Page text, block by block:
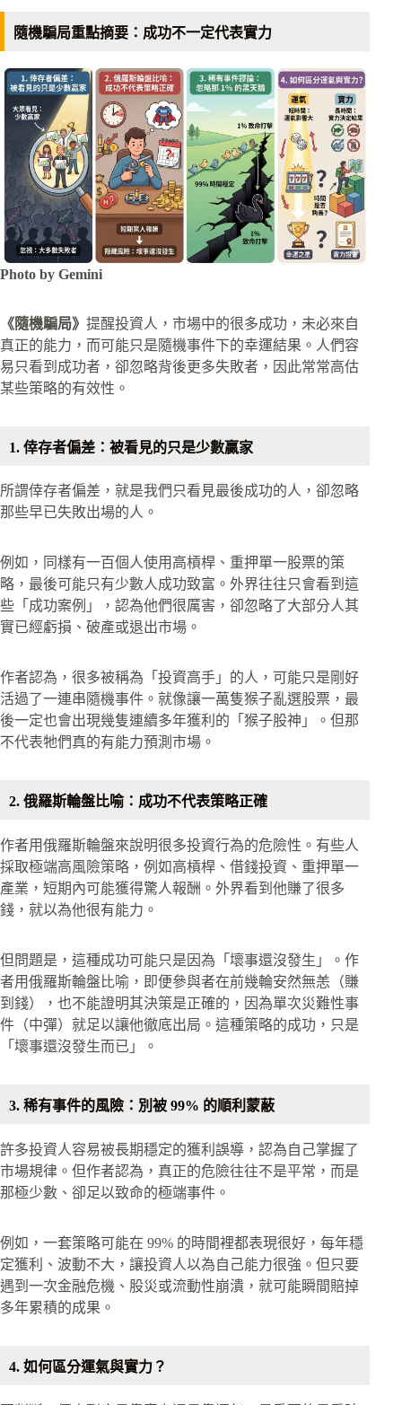
隨機騙局重點摘要：成功不一定代表實力
Photo by Gemini
《隨機騙局》 提醒投資人，市場中的很多成功，未必來自
真正的能力，而可能只是隨機事件下的幸運結果。人們容
易只看到成功者，卻忽略背後更多失敗者，因此常常高估
某些策略的有效性。
1. 倖存者偏差：被看見的只是少數贏家
所謂倖存者偏差，就是我們只看見最後成功的人，卻忽略
那些早已失敗出場的人。
例如，同樣有一百個人使用高槓桿、重押單一股票的策
略，最後可能只有少數人成功致富。外界往往只會看到這
些「成功案例」，認為他們很厲害，卻忽略了大部分人其
實已經虧損、破產或退出市場。
作者認為，很多被稱為「投資高手」的人，可能只是剛好
活過了一連串隨機事件。就像讓一萬隻猴子亂選股票，最
後一定也會出現幾隻連續多年獲利的「猴子股神」。但那
不代表牠們真的有能力預測市場。
2. 俄羅斯輪盤比喻：成功不代表策略正確
作者用俄羅斯輪盤來說明很多投資行為的危險性。有些人
採取極端高風險策略，例如高槓桿、借錢投資、重押單一
產業，短期內可能獲得驚人報酬。外界看到他賺了很多
錢，就以為他很有能力。
但問題是，這種成功可能只是因為「壞事還沒發生」。作
者用俄羅斯輪盤比喻，即便參與者在前幾輪安然無恙（賺
到錢），也不能證明其決策是正確的，因為單次災難性事
件（中彈）就足以讓他徹底出局。這種策略的成功，只是
「壞事還沒發生而已」。
3. 稀有事件的風險：別被 99% 的順利蒙蔽
許多投資人容易被長期穩定的獲利誤導，認為自己掌握了
市場規律。但作者認為，真正的危險往往不是平常，而是
那極少數、卻足以致命的極端事件。
例如，一套策略可能在 99% 的時間裡都表現很好，每年穩
定獲利、波動不大，讓投資人以為自己能力很強。但只要
遇到一次金融危機、股災或流動性崩潰，就可能瞬間賠掉
多年累積的成果。
4. 如何區分運氣與實力？